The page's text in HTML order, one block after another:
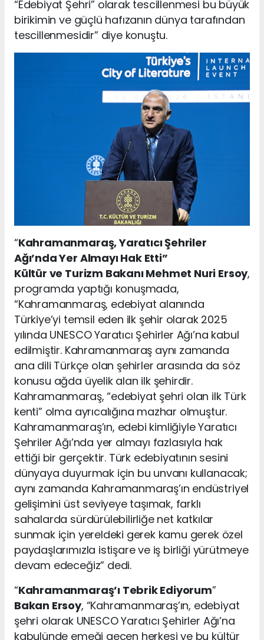
“Edebiyat Şehri” olarak tescillenmesi bu büyük
birikimin ve güçlü hafızanın dünya tarafından
tescillenmesidir” diye konuştu.
“Kahramanmaraş, Yaratıcı Şehriler
Ağı’nda Yer Almayı Hak Etti”
Kültür ve Turizm Bakanı Mehmet Nuri Ersoy,
programda yaptığı konuşmada,
“Kahramanmaraş, edebiyat alanında
Türkiye’yi temsil eden ilk şehir olarak 2025
yılında UNESCO Yaratıcı Şehirler Ağı’na kabul
edilmiştir. Kahramanmaraş aynı zamanda
ana dili Türkçe olan şehirler arasında da söz
konusu ağda üyelik alan ilk şehirdir.
Kahramanmaraş, “edebiyat şehri olan ilk Türk
kenti” olma ayrıcalığına mazhar olmuştur.
Kahramanmaraş’ın, edebi kimliğiyle Yaratıcı
Şehriler Ağı’nda yer almayı fazlasıyla hak
ettiği bir gerçektir. Türk edebiyatının sesini
dünyaya duyurmak için bu unvanı kullanacak;
aynı zamanda Kahramanmaraş’ın endüstriyel
gelişimini üst seviyeye taşımak, farklı
sahalarda sürdürülebilirliğe net katkılar
sunmak için yereldeki gerek kamu gerek özel
paydaşlarımızla istişare ve iş birliği yürütmeye
devam edeceğiz” dedi.
“Kahramanmaraş’ı Tebrik Ediyorum”
Bakan Ersoy, “Kahramanmaraş’ın, edebiyat
şehri olarak UNESCO Yaratıcı Şehirler Ağı’na
kabulünde emeği geçen herkesi ve bu kültür